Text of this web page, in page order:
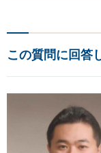
この質問に回答